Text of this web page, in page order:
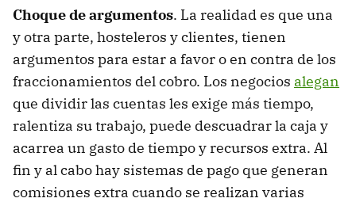
Choque de argumentos. La realidad es que una
y otra parte, hosteleros y clientes, tienen
argumentos para estar a favor o en contra de los
fraccionamientos del cobro. Los negocios alegan
que dividir las cuentas les exige más tiempo,
ralentiza su trabajo, puede descuadrar la caja y
acarrea un gasto de tiempo y recursos extra. Al
fin y al cabo hay sistemas de pago que generan
comisiones extra cuando se realizan varias